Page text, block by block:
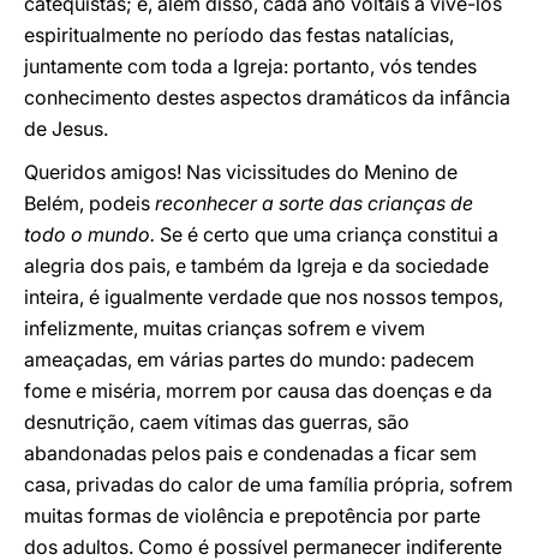
espiritualmente no período das festas natalícias,
juntamente com toda a Igreja: portanto, vós tendes
conhecimento destes aspectos dramáticos da infância
de Jesus.
Queridos amigos! Nas vicissitudes do Menino de
Belém, podeis reconhecer a sorte das crianças de
todo o mundo. Se é certo que uma criança constitui a
alegria dos pais, e também da Igreja e da sociedade
inteira, é igualmente verdade que nos nossos tempos,
infelizmente, muitas crianças sofrem e vivem
ameaçadas, em várias partes do mundo: padecem
fome e miséria, morrem por causa das doenças e da
desnutrição, caem vítimas das guerras, são
abandonadas pelos pais e condenadas a ficar sem
casa, privadas do calor de uma família própria, sofrem
muitas formas de violência e prepotência por parte
dos adultos. Como é possível permanecer indiferente